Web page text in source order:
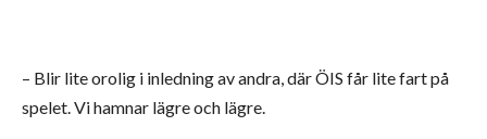
– Blir lite orolig i inledning av andra, där ÖIS får lite fart på
spelet. Vi hamnar lägre och lägre.